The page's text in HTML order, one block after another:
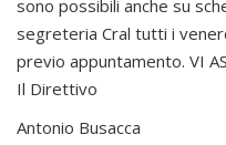
sono possibili anche su
segreteria Cral tutti i
previo appuntamento. VI
Il Direttivo
Antonio Busacca